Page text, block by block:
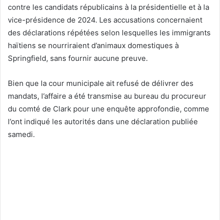
contre les candidats républicains à la présidentielle et à la
vice-présidence de 2024. Les accusations concernaient
des déclarations répétées selon lesquelles les immigrants
haïtiens se nourriraient d’animaux domestiques à
Springfield, sans fournir aucune preuve.
Bien que la cour municipale ait refusé de délivrer des
mandats, l’affaire a été transmise au bureau du procureur
du comté de Clark pour une enquête approfondie, comme
l’ont indiqué les autorités dans une déclaration publiée
samedi.